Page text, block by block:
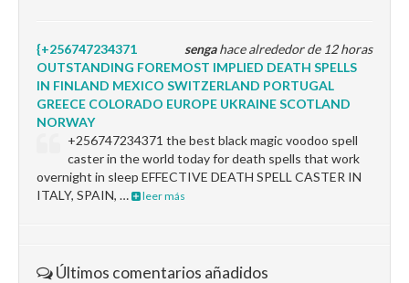
sengahace alrededor de 12 horas
{+256747234371
OUTSTANDING FOREMOST IMPLIED DEATH SPELLS
IN FINLAND MEXICO SWITZERLAND PORTUGAL
GREECE COLORADO EUROPE UKRAINE SCOTLAND
NORWAY
+256747234371 the best black magic voodoo spell
caster in the world today for death spells that work
overnight in sleep EFFECTIVE DEATH SPELL CASTER IN
ITALY, SPAIN, …
leer más
Últimos comentarios añadidos